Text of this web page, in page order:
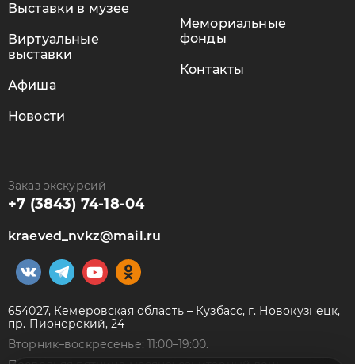
Выставки в музее
Виртуальные
выставки
Афиша
Новости
Мемориальные
фонды
Контакты
Заказ экскурсий
+7 (3843) 74-18-04
kraeved_nvkz@mail.ru
654027, Кемеровская область – Кузбасс, г. Новокузнецк,
пр. Пионерский, 24
Вторник–воскресенье: 11:00–19:00.